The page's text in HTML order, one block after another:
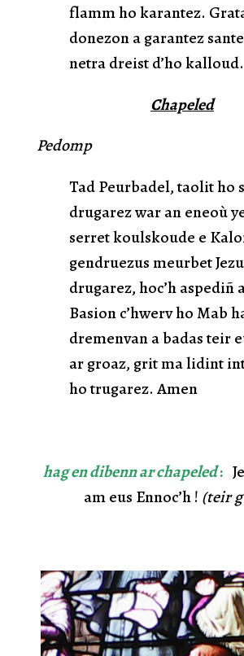
flamm ho karantez.
donezon a garantez
netra dreist d’ho kalloud.
Chapeled
Pedomp
Tad Peurbadel, taolit ho
drugarez war an eneoù
serret koulskoude e
gendruezus meurbet
drugarez, hoc’h aspediñ
Basion c’hwerv ho Mab
dremenvan a badas teir
ar groaz, grit ma lidint
ho trugarez. Amen
hag en dibennar chapeled:
am eus Ennoc’h ! (teir